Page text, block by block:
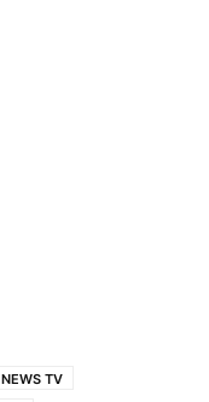
NEWS TV